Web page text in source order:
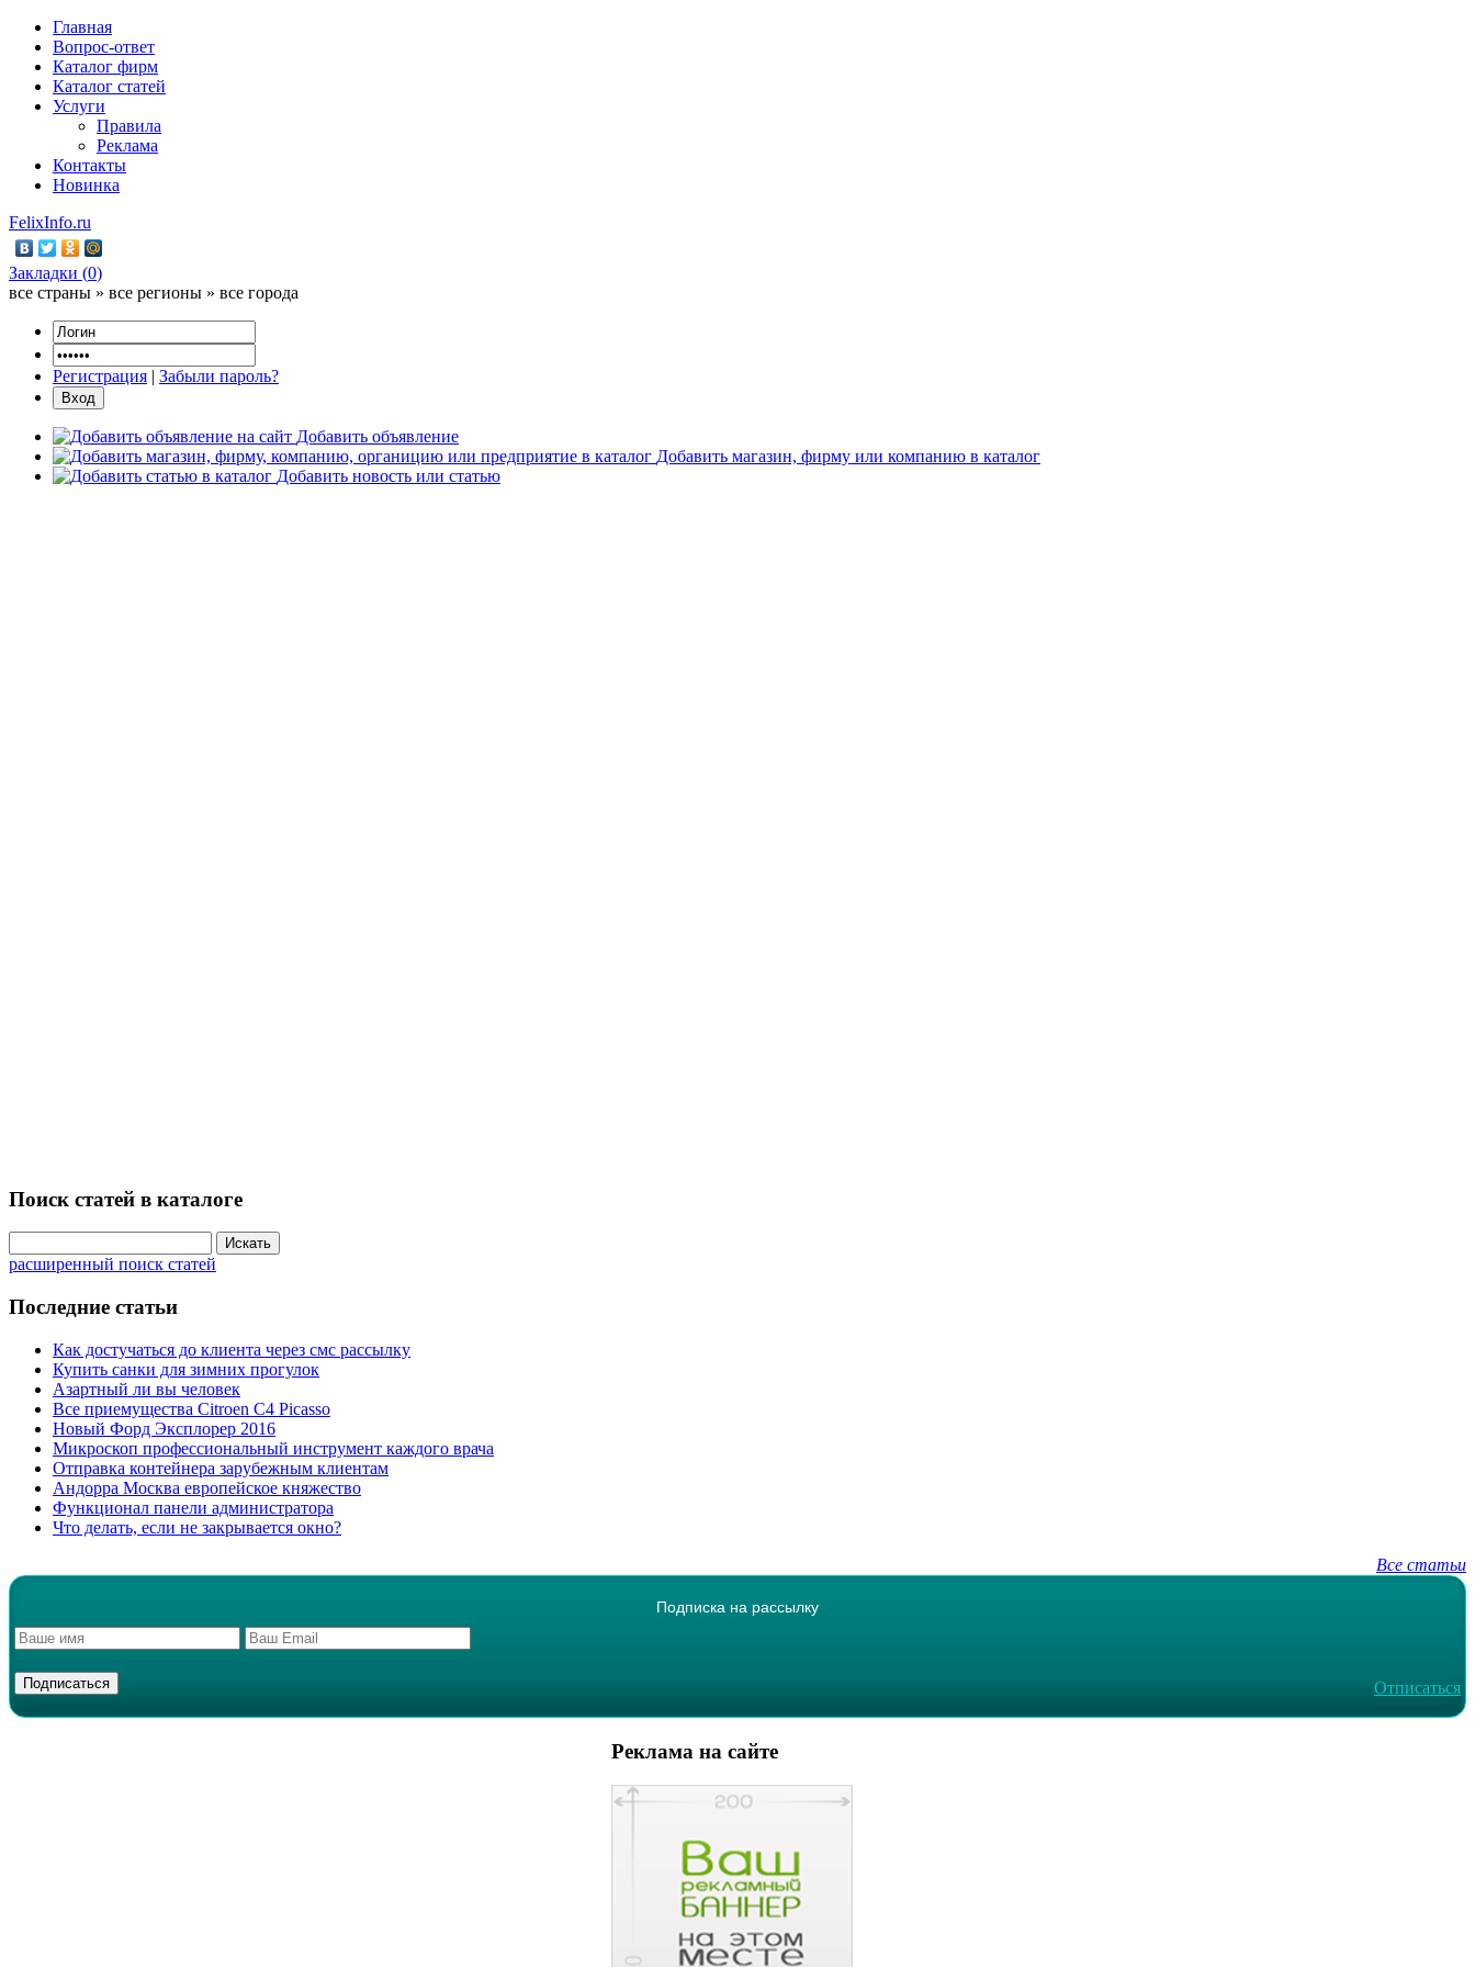
Главная
Вопрос-ответ
Каталог фирм
Каталог статей
Услуги
Правила
Реклама
Контакты
Новинка
FelixInfo.ru
Закладки (0)
все страны » все регионы » все города
Регистрация | Забыли пароль?
Добавить объявление
Добавить магазин, фирму или компанию в каталог
Добавить новость или статью
Поиск статей в каталоге
расширенный поиск статей
Последние статьи
Как достучаться до клиента через смс рассылку
Купить санки для зимних прогулок
Азартный ли вы человек
Все приемущества Сitroen C4 Picasso
Новый Форд Эксплорер 2016
Микроскоп профессиональный инструмент каждого врача
Отправка контейнера зарубежным клиентам
Андорра Москва европейское княжество
Функционал панели администратора
Что делать, если не закрывается окно?
Все статьи
Подписка на рассылку
Отписаться
Реклама на сайте